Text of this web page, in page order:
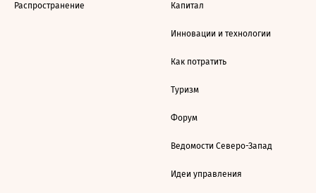
Распространение Капитал
Инновации и технологии
Как потратить
Туризм
Форум
Ведомости Северо-Запад
Идеи управления